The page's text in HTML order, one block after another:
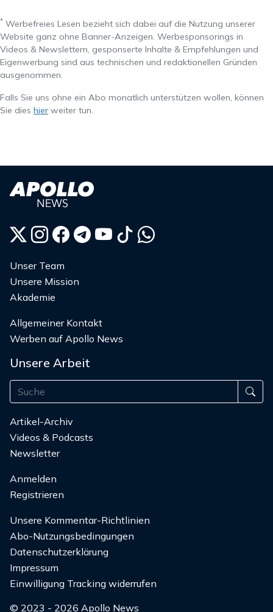
* Werbefreies Lesen bezieht sich dabei auf die Nutzung unserer
Website ganz ohne Banner-Anzeigen. Werbesponsorings in
Videos & Newslettern, gesponserte Inhalte & Empfehlungen und
Eigenwerbung sind aus technischen und redaktionellen Gründen
ausgenommen.
Falls Sie uns ohne ein Abo monatlich unterstützen wollen, können
Sie dies hier weiter tun.
Unser Team
Unsere Mission
Akademie
Allgemeiner Kontakt
Werben auf Apollo News
Unsere Arbeit
Artikel-Archiv
Videos & Podcasts
Newsletter
Anmelden
Registrieren
Unsere Kommentar-Richtlinien
Abo-Nutzungsbedingungen
Datenschutzerklärung
Impressum
Einwilligung Tracking widerrufen
© 2023 - 2026 Apollo News